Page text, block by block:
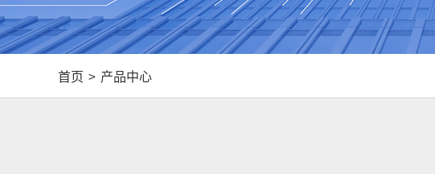
首页 > 产品中心